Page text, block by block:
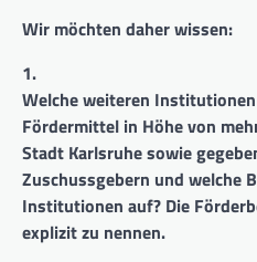
Wir möchten daher wissen:
1.
Welche weiteren
Fördermittel in Höhe von
Stadt Karlsruhe sowie
Zuschussgebern und welche
Institutionen auf? Die
explizit zu nennen.